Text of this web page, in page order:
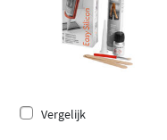
Vergelijk